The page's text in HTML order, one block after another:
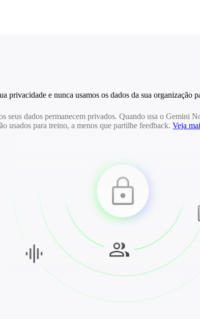
privacidade e nunca usamos os dados da sua organização
seus dados permanecem privados. Quando usa o Gemini
usados para treino, a menos que partilhe feedback.Veja